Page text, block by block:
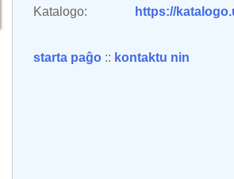
Katalogo:
https://
starta paĝo :: kontaktu nin